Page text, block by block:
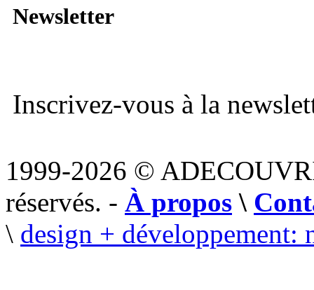
Newsletter
Inscrivez-vous à la
1999-2026 ©
réservés. - À propos \
\ design + développement: